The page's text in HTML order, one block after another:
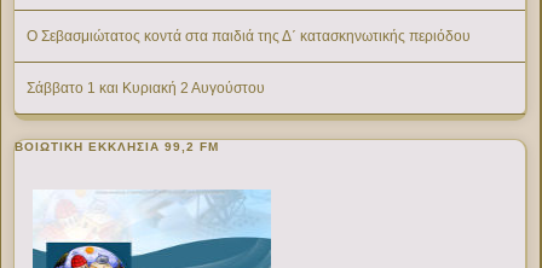
Ο Σεβασμιώτατος κοντά στα παιδιά της Δ΄ κατασκηνωτικής περιόδου
Σάββατο 1 και Κυριακή 2 Αυγούστου
ΒΟΙΩΤΙΚΉ ΕΚΚΛΗΣΊΑ 99,2 FM